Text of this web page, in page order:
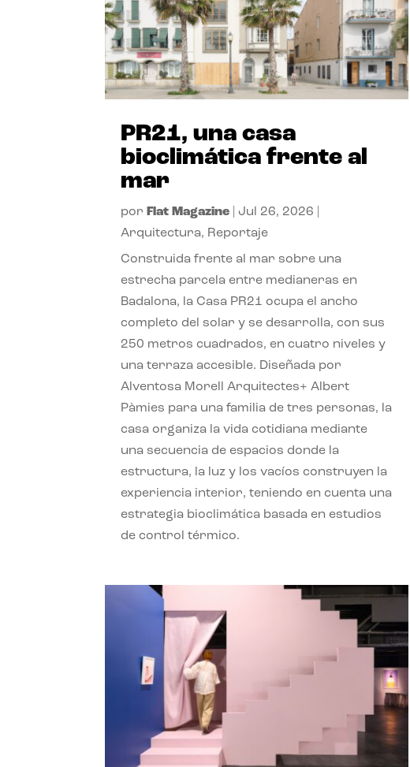
PR21, una casa
bioclimática frente al
mar
por Flat Magazine Jul 26, 2026
Arquitectura, Reportaje
Construida frente al mar sobre una
estrecha parcela entre medianeras en
Badalona, la Casa PR21 ocupa el ancho
completo del solar y se desarrolla, con sus
250 metros cuadrados, en cuatro niveles y
una terraza accesible. Diseñada por
Alventosa Morell Arquitectes+ Albert
Pàmies para una familia de tres personas, la
casa organiza la vida cotidiana mediante
una secuencia de espacios donde la
estructura, la luz y los vacíos construyen la
experiencia interior, teniendo en cuenta una
estrategia bioclimática basada en estudios
de control térmico.